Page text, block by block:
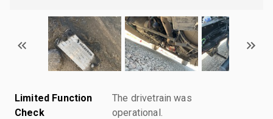
Limited Function
Check
The drivetrain was
operational.